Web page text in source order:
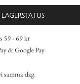
LAGERSTATUS
59 - 69 kr
& Google Pay
samma dag.